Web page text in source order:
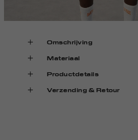
Omschrijving
Materiaal
Productdetails
Verzending & Retour